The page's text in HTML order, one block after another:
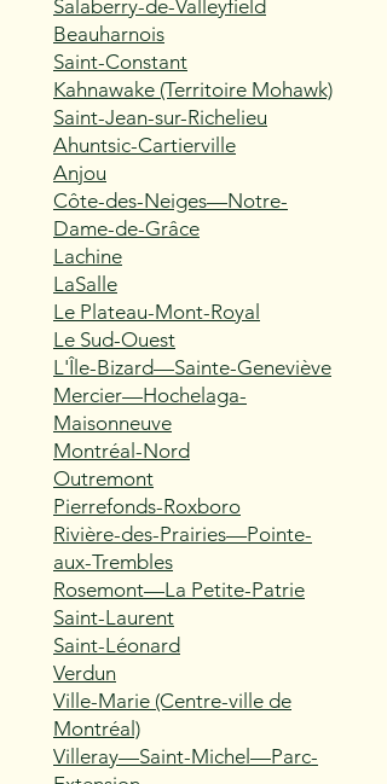
Salaberry-de-Valleyfield
Beauharnois
Saint-Constant
Kahnawake (Territoire Mohawk)
Saint-Jean-sur-Richelieu
Ahuntsic-Cartierville
Anjou
Côte-des-Neiges—Notre-
Dame-de-Grâce
Lachine
LaSalle
Le Plateau-Mont-Royal
Le Sud-Ouest
L'Île-Bizard—Sainte-Geneviève
Mercier—Hochelaga-
Maisonneuve
Montréal-Nord
Outremont
Pierrefonds-Roxboro
Rivière-des-Prairies—Pointe-
aux-Trembles
Rosemont—La Petite-Patrie
Saint-Laurent
Saint-Léonard
Verdun
Ville-Marie (Centre-ville de
Montréal)
Villeray—Saint-Michel—Parc-